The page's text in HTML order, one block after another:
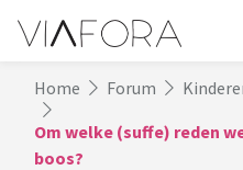
Home Forum
Om welke (suffe) reden
boos?